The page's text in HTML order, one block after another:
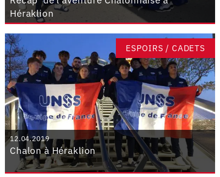
Héraklion
ESPOIRS / CADETS
12.04.2019
Chalon à Héraklion